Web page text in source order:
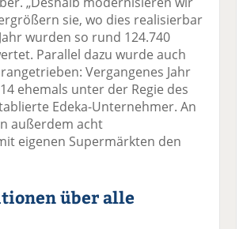
sie, wo dies realisierbar
wurden so rund 124.740
Parallel dazu wurde auch
Vergangenes Jahr
ehemals unter der Regie des
Edeka-Unternehmer. An
außerdem acht
eigenen Supermärkten den
über alle